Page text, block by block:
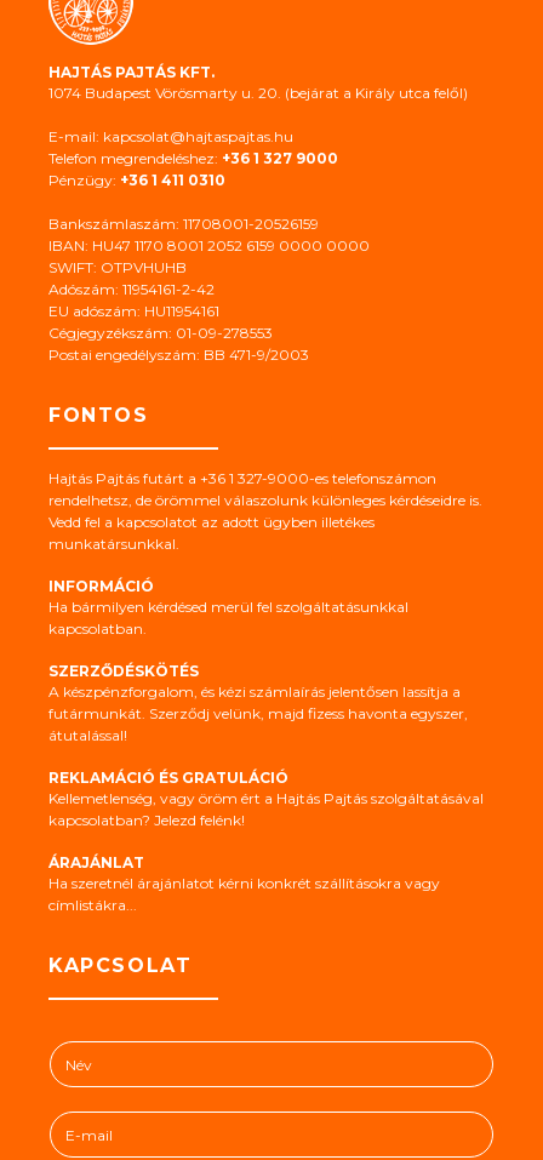
HAJTÁS PAJTÁS KFT.
1074 Budapest Vörösmarty u. 20. (bejárat a Király utca felől)
E-mail: kapcsolat@hajtaspajtas.hu
Telefon megrendeléshez: +36 1 327 9000
Pénzügy: +36 1 411 0310
Bankszámlaszám: 11708001-20526159
IBAN: HU47 1170 8001 2052 6159 0000 0000
SWIFT: OTPVHUHB
Adószám: 11954161-2-42
EU adószám: HU11954161
Cégjegyzékszám: 01-09-278553
Postai engedélyszám: BB 471-9/2003
FONTOS
Hajtás Pajtás futárt a +36 1 327-9000-es telefonszámon
rendelhetsz, de örömmel válaszolunk különleges kérdéseidre is.
Vedd fel a kapcsolatot az adott ügyben illetékes
munkatársunkkal.
INFORMÁCIÓ
Ha bármilyen kérdésed merül fel szolgáltatásunkkal
kapcsolatban.
SZERZŐDÉSKÖTÉS
A készpénzforgalom, és kézi számlaírás jelentősen lassítja a
futármunkát. Szerződj velünk, majd fizess havonta egyszer,
átutalással!
REKLAMÁCIÓ ÉS GRATULÁCIÓ
Kellemetlenség, vagy öröm ért a Hajtás Pajtás szolgáltatásával
kapcsolatban? Jelezd felénk!
ÁRAJÁNLAT
Ha szeretnél árajánlatot kérni konkrét szállításokra vagy
címlistákra...
KAPCSOLAT
N
é
*E
-